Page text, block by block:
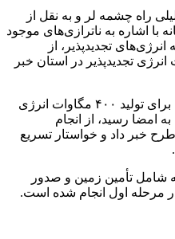
راه چشمه لر و به نقل از
با اشاره به ناترازی‌های موجود
تجدیدپذیر، از
تولید ۳۷۵ مگاوات انرژی تجدیدپذیر در استان خبر
وی با بیان اینکه تفاهم‌نامه همکاری برای تولید ۴۰۰ مگاوات انرژی
امضا رسید، از انجام
خبر داد و خواستار تسریع
شامل تأمین زمین و صدور